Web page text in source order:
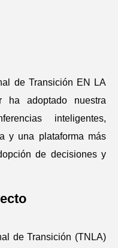
de Transición EN LA
adoptado nuestra
inteligentes,
y una plataforma más
de decisiones y
de Transición (TNLA)